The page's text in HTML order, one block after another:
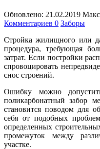
Обновлено: 21.02.2019
Комментариев 0 Заборы
Стройка жилищного или
процедура, требующая
затрат. Если постройки
спровоцировать
снос строений.
Ошибку можно
поликарбонатный забор
становится поводом для
себя от подобных
определенных
промежуток между
участке.